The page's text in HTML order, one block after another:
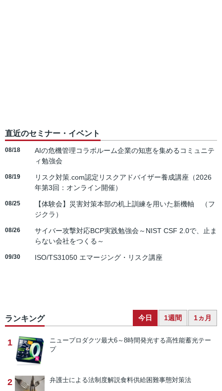
直近のセミナー・イベント
08/18
AIの危機管理コラボルーム企業の知恵を集めるコミュニテ
ィ勉強会
08/19
リスク対策.com認定リスクアドバイザー養成講座（2026
年第3回：オンライン開催）
08/25
【体験会】災害対策本部の机上訓練を用いた新機軸 （フ
ジクラ）
08/26
サイバー攻撃対応BCP実践勉強会～NIST CSF 2.0で、止ま
らない会社をつくる～
09/30 ISO/TS31050 エマージング・リスク講座
ランキング 今日 1週間 1ヵ月
1 ニュープロダクツ最大6～8時間発光する高性能蓄光テー
プ
2 弁護士による法制度解説食料供給困難事態対策法